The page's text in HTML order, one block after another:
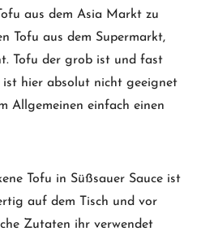
aus dem Asia Markt zu
Tofu aus dem Supermarkt,
Tofu der grob ist und fast
ist hier absolut nicht geeignet
Allgemeinen einfach einen
Tofu in Süßsauer Sauce ist
auf dem Tisch und vor
Zutaten ihr verwendet